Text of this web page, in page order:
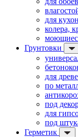
для
колера,
Грунтовки
для
по
под
для
под
Герметик